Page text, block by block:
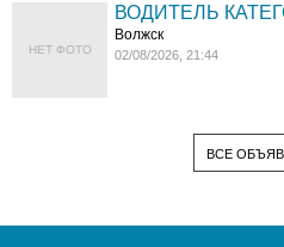
НЕТ ФОТО
ВОДИТЕЛЬ
Волжск
02/08/2026, 21:44
ВСЕ